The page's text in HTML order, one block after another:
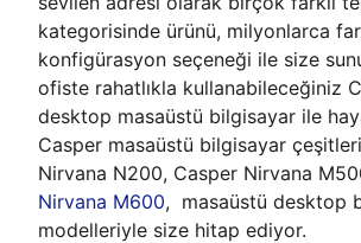
kategorisinde ürünü, milyonlarca
konfigürasyon seçeneği ile size
ofiste rahatlıkla kullanabileceğiniz
desktop masaüstü bilgisayar ile
Casper masaüstü bilgisayar
Nirvana N200, Casper Nirvana
Nirvana M600, masaüstü desktop
modelleriyle size hitap ediyor.